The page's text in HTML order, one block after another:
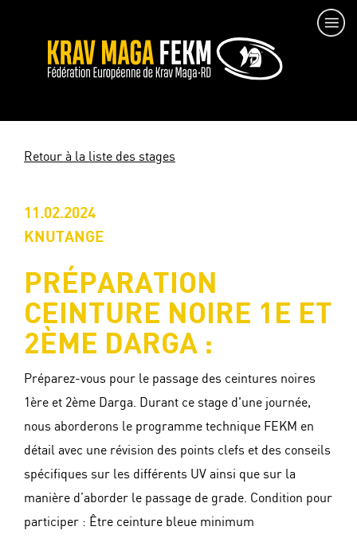
Retour à la liste des stages
11.02.2024
KNUTANGE
PRÉPARATION
CEINTURE NOIRE 1E ET
2ÈME DARGA :
Préparez-vous pour le passage des ceintures noires
1ère et 2ème Darga. Durant ce stage d'une journée,
nous aborderons le programme technique FEKM en
détail avec une révision des points clefs et des conseils
spécifiques sur les différents UV ainsi que sur la
manière d’aborder le passage de grade. Condition pour
participer : Être ceinture bleue minimum